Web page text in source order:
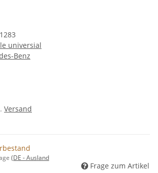
universial
Benz
Versand
(DE - Ausland
Frage zum Artikel